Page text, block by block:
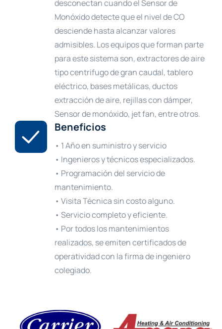
desconectan cuando el Sensor de
Monóxido detecte que el nivel de CO
desciende hasta alcanzar valores
admisibles. Los equipos que forman parte
para este sistema son, extractores de aire
tipo centrifugo de gran caudal, tablero
eléctrico, bases metálicas, ductos
extracción de aire, rejillas con dámper,
Sensor de monóxido, jet fan, entre otros.
Beneficios
• 1 Año en suministro y servicio
• Ingenieros y técnicos especializados.
• Programación del servicio de
mantenimiento.
• Visita Técnica sin costo alguno.
• Servicio completo y eficiente.
• Por todos los mantenimientos
realizados, se emiten certificados de
operatividad con la firma de ingeniero
colegiado.